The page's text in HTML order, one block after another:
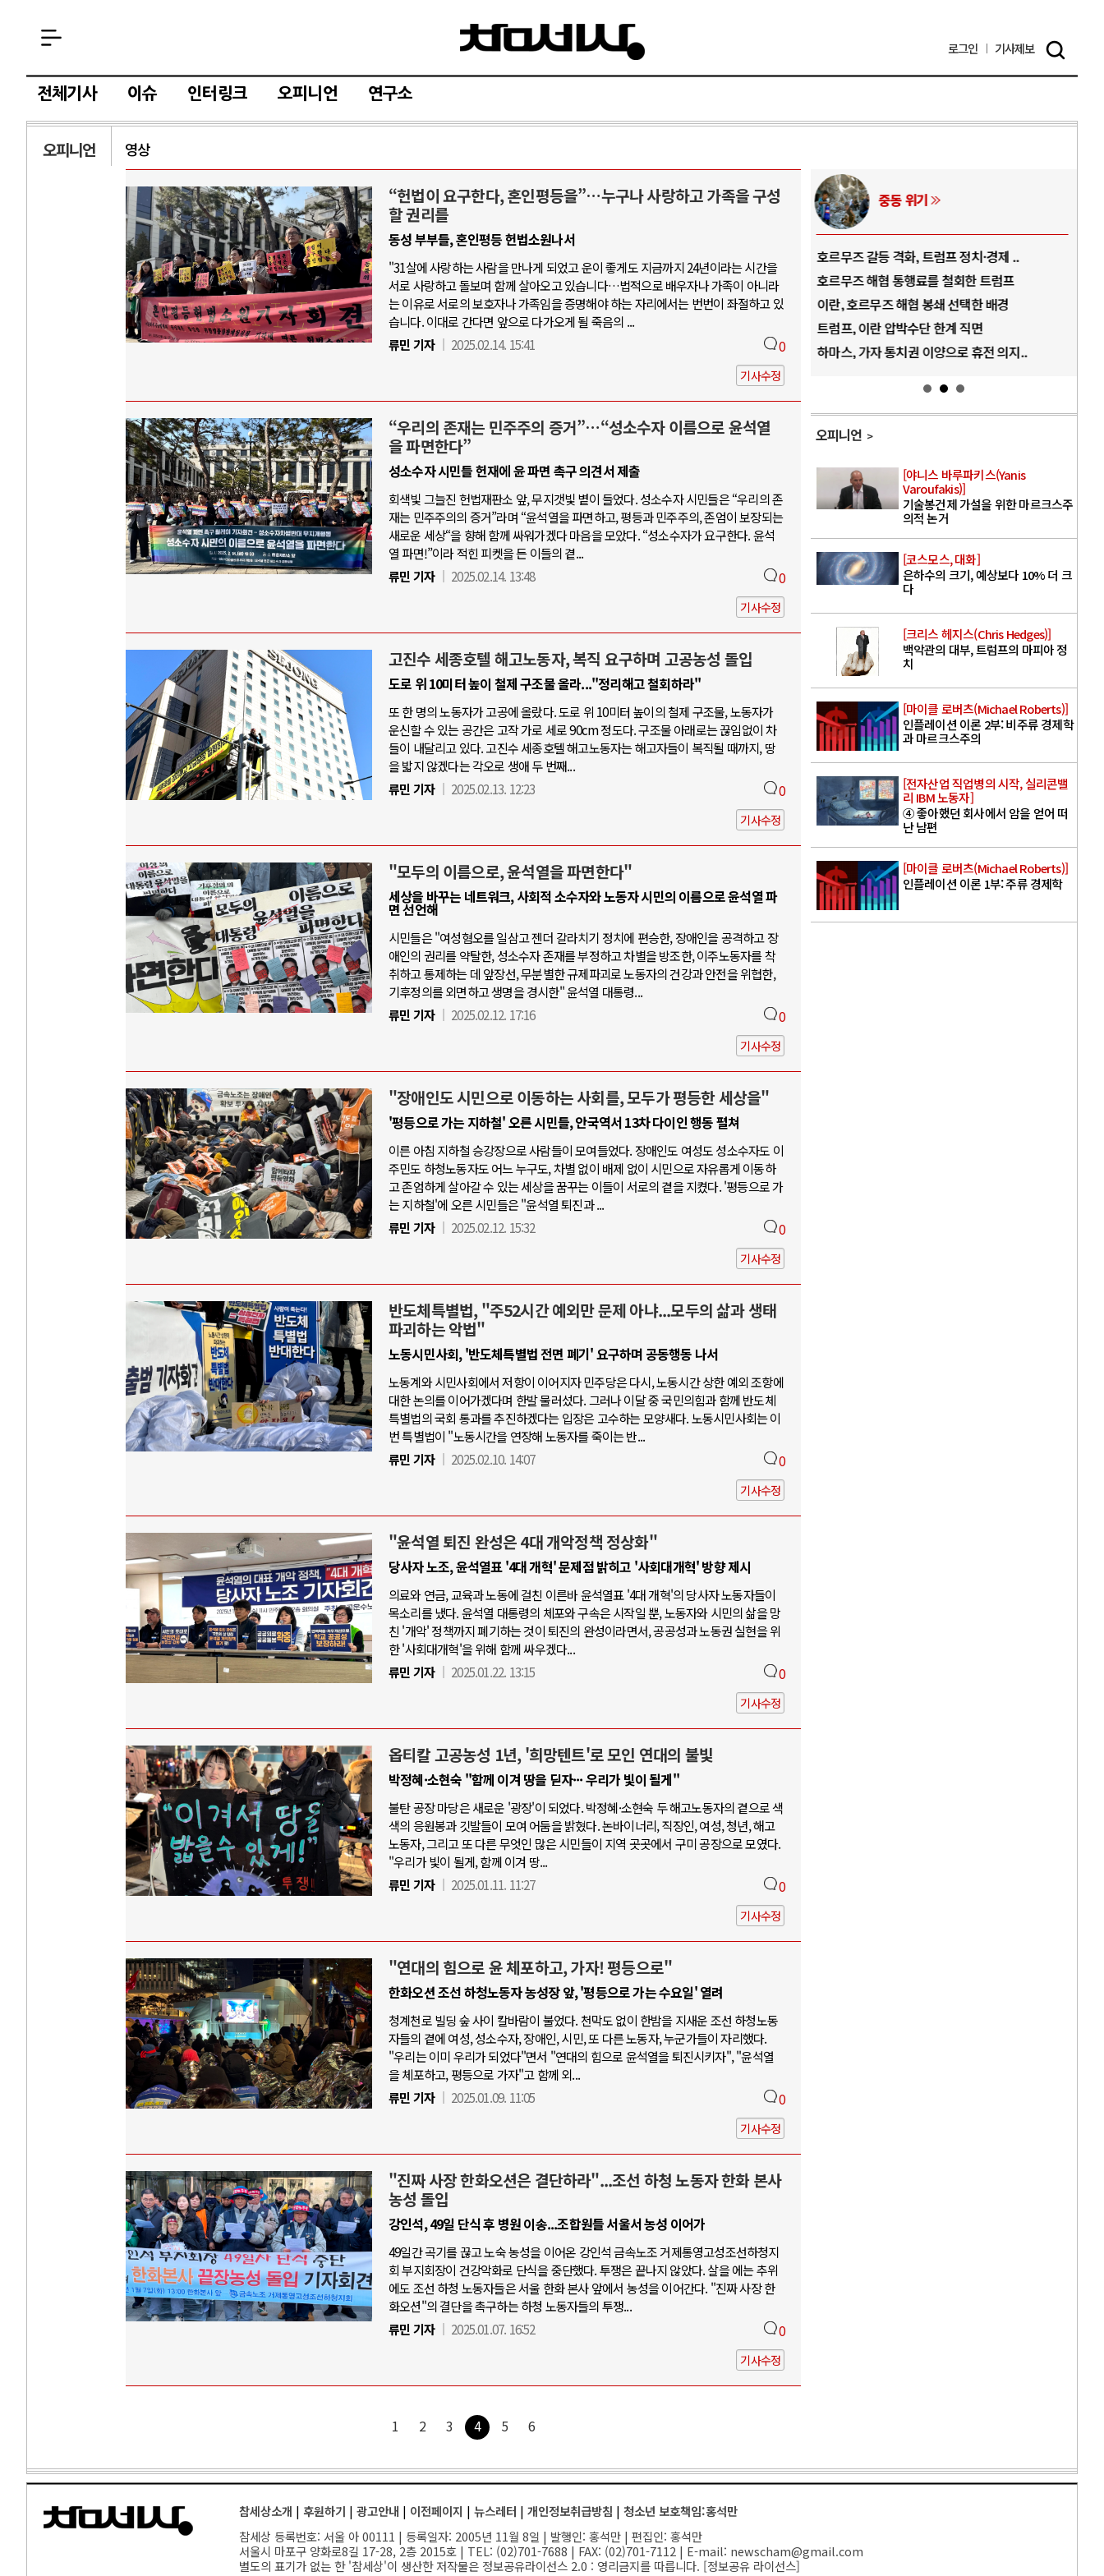
로그인 기사제보
전체기사 이슈 인터링크 오피니언 연구소
오피니언 영상
“헌법이 요구한다, 혼인평등을”…누구나 사랑하고 가족을 구성
할 권리를
동성 부부들, 혼인평등 헌법소원나서
"31살에 사랑하는 사람을 만나게 되었고 운이 좋게도 지금까지 24년이라는 시간을
서로 사랑하고 돌보며 함께 살아오고 있습니다…법적으로 배우자나 가족이 아니라
는 이유로 서로의 보호자나 가족임을 증명해야 하는 자리에서는 번번이 좌절하고 있
습니다. 이대로 간다면 앞으로 다가오게 될 죽음의 ...
류민 기자
2025.02.14. 15:41 0
기사수정
“우리의 존재는 민주주의 증거”…“성소수자 이름으로 윤석열
을 파면한다”
성소수자 시민들 헌재에 윤 파면 촉구 의견서 제출
회색빛 그늘진 헌법재판소 앞, 무지갯빛 볕이 들었다. 성소수자 시민들은 “우리의 존
재는 민주주의의 증거”라며 “윤석열을 파면하고, 평등과 민주주의, 존엄이 보장되는
새로운 세상“을 향해 함께 싸워가겠다 마음을 모았다. “성소수자가 요구한다. 윤석
열 파면!”이라 적힌 피켓을 든 이들의 곁...
류민 기자
2025.02.14. 13:48 0
기사수정
고진수 세종호텔 해고노동자, 복직 요구하며 고공농성 돌입
도로 위 10미터 높이 철제 구조물 올라..."정리해고 철회하라"
또 한 명의 노동자가 고공에 올랐다. 도로 위 10미터 높이의 철제 구조물, 노동자가
운신할 수 있는 공간은 고작 가로 세로 90cm 정도다. 구조물 아래로는 끊임없이 차
들이 내달리고 있다. 고진수 세종호텔 해고노동자는 해고자들이 복직될 때까지, 땅
을 밟지 않겠다는 각오로 생애 두 번째...
류민 기자
2025.02.13. 12:23 0
기사수정
"모두의 이름으로, 윤석열을 파면한다"
세상을 바꾸는 네트워크, 사회적 소수자와 노동자 시민의 이름으로 윤석열 파
면 선언해
시민들은 "여성혐오를 일삼고 젠더 갈라치기 정치에 편승한, 장애인을 공격하고 장
애인의 권리를 약탈한, 성소수자 존재를 부정하고 차별을 방조한, 이주노동자를 착
취하고 통제하는 데 앞장선, 무분별한 규제파괴로 노동자의 건강과 안전을 위협한,
기후정의를 외면하고 생명을 경시한" 윤석열 대통령...
류민 기자
2025.02.12. 17:16 0
기사수정
"장애인도 시민으로 이동하는 사회를, 모두가 평등한 세상을"
'평등으로 가는 지하철' 오른 시민들, 안국역서 13차 다이인 행동 펼쳐
이른 아침 지하철 승강장으로 사람들이 모여들었다. 장애인도 여성도 성소수자도 이
주민도 하청노동자도 어느 누구도, 차별 없이 배제 없이 시민으로 자유롭게 이동하
고 존엄하게 살아갈 수 있는 세상을 꿈꾸는 이들이 서로의 곁을 지켰다. '평등으로 가
는 지하철'에 오른 시민들은 "윤석열 퇴진과 ...
류민 기자
2025.02.12. 15:32 0
기사수정
반도체특별법, "주52시간 예외만 문제 아냐...모두의 삶과 생태
파괴하는 악법"
노동시민사회, '반도체특별법 전면 폐기' 요구하며 공동행동 나서
노동계와 시민사회에서 저항이 이어지자 민주당은 다시, 노동시간 상한 예외 조항에
대한 논의를 이어가겠다며 한발 물러섰다. 그러나 이달 중 국민의힘과 함께 반도체
특별법의 국회 통과를 추진하겠다는 입장은 고수하는 모양새다. 노동시민사회는 이
번 특별법이 "노동시간을 연장해 노동자를 죽이는 반...
류민 기자
2025.02.10. 14:07 0
기사수정
"윤석열 퇴진 완성은 4대 개악정책 정상화"
당사자 노조, 윤석열표 '4대 개혁' 문제점 밝히고 '사회대개혁' 방향 제시
의료와 연금, 교육과 노동에 걸친 이른바 윤석열표 '4대 개혁'의 당사자 노동자들이
목소리를 냈다. 윤석열 대통령의 체포와 구속은 시작일 뿐, 노동자와 시민의 삶을 망
친 '개악' 정책까지 폐기하는 것이 퇴진의 완성이라면서, 공공성과 노동권 실현을 위
한 '사회대개혁'을 위해 함께 싸우겠다...
류민 기자
2025.01.22. 13:15 0
기사수정
옵티칼 고공농성 1년, '희망텐트'로 모인 연대의 불빛
박정혜·소현숙 "함께 이겨 땅을 딛자··· 우리가 빛이 될게"
불탄 공장 마당은 새로운 '광장'이 되었다. 박정혜·소현숙 두 해고노동자의 곁으로 색
색의 응원봉과 깃발들이 모여 어둠을 밝혔다. 논바이너리, 직장인, 여성, 청년, 해고
노동자, 그리고 또 다른 무엇인 많은 시민들이 지역 곳곳에서 구미 공장으로 모였다.
"우리가 빛이 될게, 함께 이겨 땅...
류민 기자
2025.01.11. 11:27 0
기사수정
"연대의 힘으로 윤 체포하고, 가자! 평등으로"
한화오션 조선 하청노동자 농성장 앞, '평등으로 가는 수요일' 열려
청계천로 빌딩 숲 사이 칼바람이 불었다. 천막도 없이 한밤을 지새운 조선 하청노동
자들의 곁에 여성, 성소수자, 장애인, 시민, 또 다른 노동자, 누군가들이 자리했다.
"우리는 이미 우리가 되었다"면서 "연대의 힘으로 윤석열을 퇴진시키자", "윤석열
을 체포하고, 평등으로 가자"고 함께 외...
류민 기자
2025.01.09. 11:05 0
기사수정
"진짜 사장 한화오션은 결단하라"...조선 하청 노동자 한화 본사
농성 돌입
강인석, 49일 단식 후 병원 이송...조합원들 서울서 농성 이어가
49일간 곡기를 끊고 노숙 농성을 이어온 강인석 금속노조 거제통영고성조선하청지
회 부지회장이 건강악화로 단식을 중단했다. 투쟁은 끝나지 않았다. 살을 에는 추위
에도 조선 하청 노동자들은 서울 한화 본사 앞에서 농성을 이어간다. "진짜 사장 한
화오션"의 결단을 촉구하는 하청 노동자들의 투쟁...
류민 기자
2025.01.07. 16:52 0
기사수정
1 2 3 4 5 6
AI와 인간
중국 AI, 저가 공세로 글로벌 토큰 시..
AI 국부펀드 구상 놓고 미국 진보진영 ..
AI 데이터센터 반대 투쟁은 새로운 글로..
AI의 숨은 환경 비용: 데이터센터 확산..
러시아-우크라이나 전쟁
전쟁의 추상화: 우크라이나, 대리전의 역..
EU·우크라이나 드론 협력 직후, 러시아..
나토, 우크라 군사지원 2027년까지 공..
우크라이나, 덴마크, 에스토니아, 네덜란..
러·우크라, 대규모 공습 주고받아…민간 ..
중동 위기
호르무즈 해협 통행료를 철회한 트럼프
이란, 호르무즈 해협 봉쇄 선택한 배경
트럼프, 이란 압박수단 한계 직면
하마스, 가자 통치권 이양으로 휴전 의지..
AI와 인간
중국 AI, 저가 공세로 글로벌 토큰 시..
AI 국부펀드 구상 놓고 미국 진보진영 ..
AI 데이터센터 반대 투쟁은 새로운 글로..
AI의 숨은 환경 비용: 데이터센터 확산..
AI는 어떻게 미국 민주주의를 잠식하고 ..
오피니언
[야니스 바루파키스(Yanis
Varoufakis)]
기술봉건제 가설을 위한 마르크스주
의적 논거
[코스모스, 대화]
은하수의 크기, 예상보다 10% 더 크
다
[크리스 헤지스(Chris Hedges)]
백악관의 대부, 트럼프의 마피아 정
치
[마이클 로버츠(Michael Roberts)]
인플레이션 이론 2부: 비주류 경제학
과 마르크스주의
[전자산업 직업병의 시작, 실리콘밸
리 IBM 노동자]
④ 좋아했던 회사에서 암을 얻어 떠
난 남편
[마이클 로버츠(Michael Roberts)]
인플레이션 이론 1부: 주류 경제학
참세상소개 | 후원하기 | 광고안내 | 이전페이지 | 뉴스레터 | 개인정보취급방침 | 청소년 보호책임:홍석만
참세상 등록번호: 서울 아 00111 | 등록일자: 2005년 11월 8일 | 발행인: 홍석만 | 편집인: 홍석만
서울시 마포구 양화로8길 17-28, 2층 2015호 | TEL: (02)701-7688 | FAX: (02)701-7112 | E-mail: newscham@gmail.com
별도의 표기가 없는 한 '참세상'이 생산한 저작물은 정보공유라이선스 2.0 : 영리금지를 따릅니다. [정보공유 라이선스]